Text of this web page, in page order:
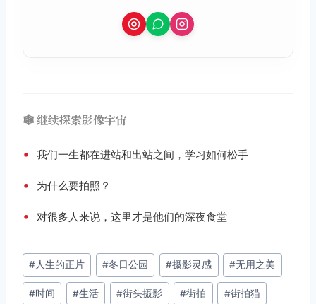
🕸️ 继续探索影像宇宙
• 我们一生都在进站和出站之间，学习如何松手
• 为什么要拍照？
• 对很多人来说，这里才是他们的深夜食堂
文
章
标
#人生的正片 #冬日公园 #摄影灵感 #无用之美
#时间 #生活 #街头摄影 #街拍 #街拍猫